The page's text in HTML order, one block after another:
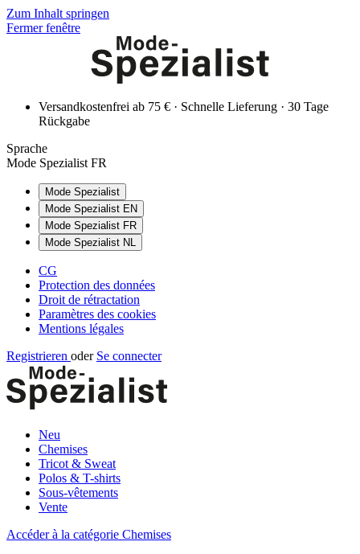
Zum Inhalt springen
Fermer fenêtre
Versandkostenfrei ab 75 € · Schnelle Lieferung · 30 Tage
Rückgabe
Sprache
Mode Spezialist FR
Mode Spezialist
Mode Spezialist EN
Mode Spezialist FR
Mode Spezialist NL
CG
Protection des données
Droit de rétractation
Paramètres des cookies
Mentions légales
Registrieren oder Se connecter
Neu
Chemises
Tricot & Sweat
Polos & T-shirts
Sous-vêtements
Vente
Accéder à la catégorie Chemises